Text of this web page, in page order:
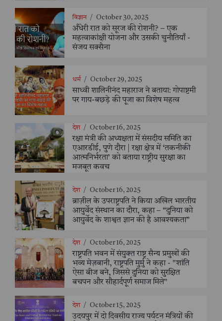
विज्ञान / October 30, 2025
अँधेरी रात को सूरज की रोशनी? – एक
महत्वाकांक्षी योजना और उसकी चुनौतियाँ -
संजय सक्सैना
धर्म / October 29, 2025
साध्वी शालिनीनंद महाराज ने बताया: गोपाष्टमी
पर गाय-बछड़े की पूजा का विशेष महत्व
देश / October 16, 2025
रक्षा मंत्री की अध्यक्षता में संसदीय समिति का
एआरडीई, पुणे दौरा | रक्षा क्षेत्र में ‘तकनीकी
आत्मनिर्भरता’ को बताया राष्ट्रीय सुरक्षा का
मजबूत कवच
देश / October 16, 2025
ब्राज़ील के उपराष्ट्रपति ने किया अखिल भारतीय
आयुर्वेद संस्थान का दौरा, कहा – “दुनिया को
आयुर्वेद के शाश्वत ज्ञान की है आवश्यकता”
देश / October 16, 2025
राष्ट्रपति भवन में संयुक्त राष्ट्र सैन्य प्रमुखों की
भव्य मेज़बानी, राष्ट्रपति मुर्मु ने कहा - "शांति
ऐसा बीज बने, जिससे दुनिया को सुरक्षित
बचपन और सौहार्दपूर्ण समाज मिले"
देश / October 15, 2025
उदयपुर में दो दिवसीय राज्य पर्यटन मंत्रियों की